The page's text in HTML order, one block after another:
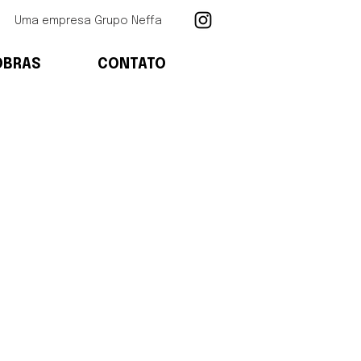
Uma empresa Grupo Neffa
CONTATO